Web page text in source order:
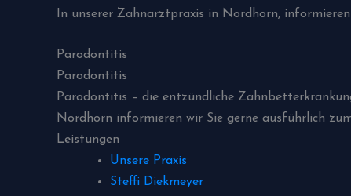
In unserer Zahnarztpraxis in Nordhorn,
Parodontitis
Parodontitis
Parodontitis – die entzündliche
Nordhorn informieren wir Sie gerne ausführlich
Leistungen
Unsere Praxis
Steffi Diekmeyer